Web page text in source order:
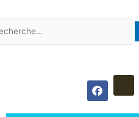
:
F
a
c
e